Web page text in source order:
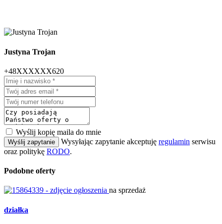
Justyna Trojan
+48XXXXXX620
Wyślij kopię maila do mnie
Wyślij zapytanie Wysyłając zapytanie akceptuję regulamin serwisu
oraz politykę RODO.
Podobne oferty
na sprzedaż
działka